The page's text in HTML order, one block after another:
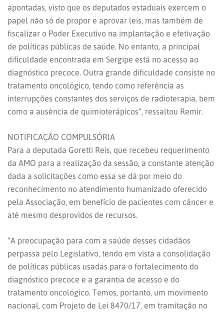
apontadas, visto que os deputados estaduais exercem o
papel não só de propor e aprovar leis, mas também de
fiscalizar o Poder Executivo na implantação e efetivação
de políticas públicas de saúde. No entanto, a principal
dificuldade encontrada em Sergipe está no acesso ao
diagnóstico precoce. Outra grande dificuldade consiste no
tratamento oncológico, tendo como referência as
interrupções constantes dos serviços de radioterapia, bem
como a ausência de quimioterápicos”, ressaltou Remir.
NOTIFICAÇÃO COMPULSÓRIA
Para a deputada Goretti Reis, que recebeu requerimento
da AMO para a realização da sessão, a constante atenção
dada a solicitações como essa se dá por meio do
reconhecimento no atendimento humanizado oferecido
pela Associação, em benefício de pacientes com câncer e
até mesmo desprovidos de recursos.
“A preocupação para com a saúde desses cidadãos
perpassa pelo Legislativo, tendo em vista a consolidação
de políticas públicas usadas para o fortalecimento do
diagnóstico precoce e a garantia de acesso e do
tratamento oncológico. Temos, portanto, um movimento
nacional, com Projeto de Lei 8470/17, em tramitação no